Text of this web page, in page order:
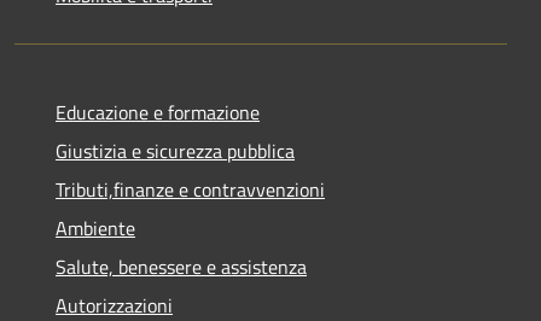
Educazione e formazione
Giustizia e sicurezza pubblica
Tributi,finanze e contravvenzioni
Ambiente
Salute, benessere e assistenza
Autorizzazioni